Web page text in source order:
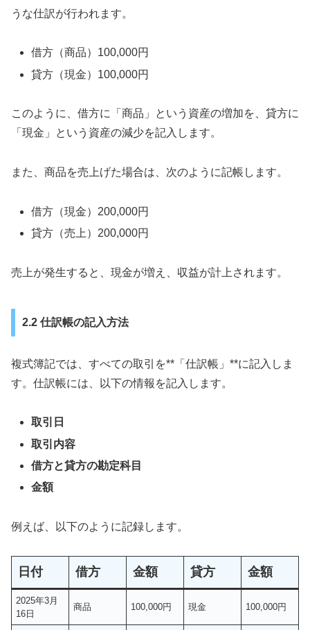
うな仕訳が行われます。
借方（商品）100,000円
貸方（現金）100,000円
このように、借方に「商品」という資産の増加を、貸方に
「現金」という資産の減少を記入します。
また、商品を売上げた場合は、次のように記帳します。
借方（現金）200,000円
貸方（売上）200,000円
売上が発生すると、現金が増え、収益が計上されます。
2.2 仕訳帳の記入方法
複式簿記では、すべての取引を**「仕訳帳」**に記入しま
す。仕訳帳には、以下の情報を記入します。
取引日
取引内容
借方と貸方の勘定科目
金額
例えば、以下のように記録します。
日付 借方 金額 貸方 金額
2025年3月
16日
商品 100,000円 現金 100,000円